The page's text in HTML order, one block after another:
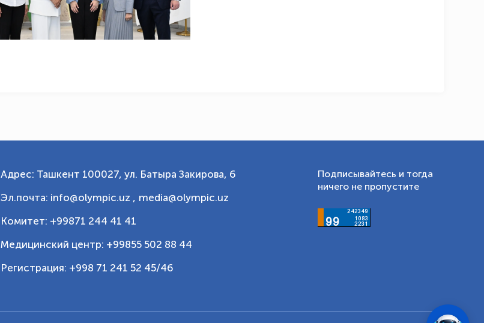
Адрес: Ташкент 100027, ул. Батыра Закирова, 6
Эл.почта: info@olympic.uz , media@olympic.uz
Комитет: +99871 244 41 41
Медицинский центр: +99855 502 88 44
Регистрация: +998 71 241 52 45/46
Подписывайтесь и тогда
ничего не пропустите